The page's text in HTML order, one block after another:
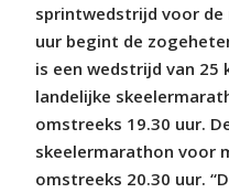
sprintwedstrijd voor de
uur begint de
is een wedstrijd van 25
landelijke
omstreeks 19.30 uur.
skeelermarathon voor
omstreeks 20.30 uur.